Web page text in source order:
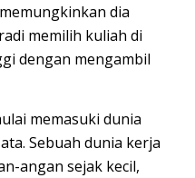
dia
memilih kuliah di
dengan mengambil
memasuki dunia
Sebuah dunia kerja
angan sejak kecil,